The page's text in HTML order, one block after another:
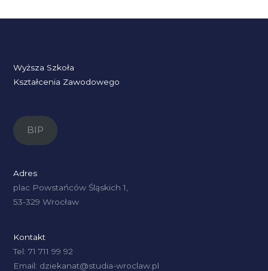
Wyższa Szkoła
Kształcenia Zawodowego
BIP
Adres
plac Powstańców Śląskich 1,
53-329 Wrocław
Kontakt
Tel: 71 711 99 92
Email: dziekanat@studia-wroclaw.pl